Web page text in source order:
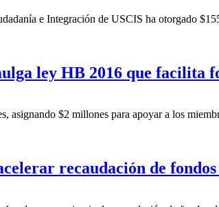
e Integración de USCIS ha otorgado
ley HB 2016 que facilita
$2 millones para apoyar a los
recaudación de